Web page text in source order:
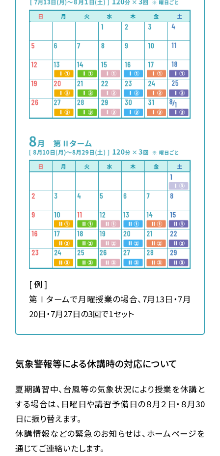
夏期特別講座
満席講座情報
[ 例 ]
第Ⅰタームで月曜授業の場合、7月13日・7月
20日・7月27日の3回で1セット
気象警報等による休講時の対応について
夏期講習中、台風等の気象状況により授業を休講と
する場合は、日曜日や講習予備日の８月２日・８月30
日に振り替えます。
休講情報などの緊急のお知らせは、ホームページを
通じてご連絡いたします。